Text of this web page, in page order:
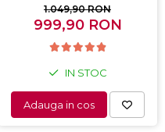
Usa sticla, H 84.5 cm,
Negru
1.049,90 RON
999,90 RON
IN STOC
Adauga in cos